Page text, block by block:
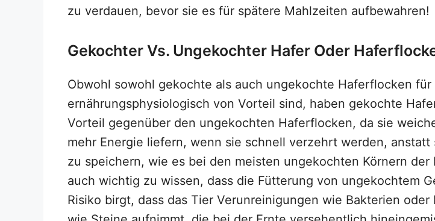
zu verdauen, bevor sie es für spätere Mahlzeiten aufbewahren!
Gekochter Vs. Ungekochter Hafer Oder
Obwohl sowohl gekochte als auch ungekochte Haferflocken für
ernährungsphysiologisch von Vorteil sind, haben gekochte
Vorteil gegenüber den ungekochten Haferflocken, da sie
mehr Energie liefern, wenn sie schnell verzehrt werden, anstatt
zu speichern, wie es bei den meisten ungekochten Körnern der
auch wichtig zu wissen, dass die Fütterung von ungekochtem
Risiko birgt, dass das Tier Verunreinigungen wie Bakterien oder